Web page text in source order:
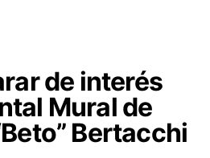
de interés
Mural de
Bertacchi